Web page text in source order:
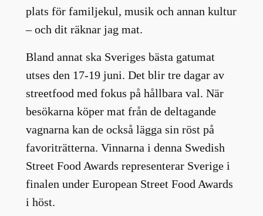
plats för familjekul, musik och annan kultur
– och dit räknar jag mat.
Bland annat ska Sveriges bästa gatumat
utses den 17-19 juni. Det blir tre dagar av
streetfood med fokus på hållbara val. När
besökarna köper mat från de deltagande
vagnarna kan de också lägga sin röst på
favoriträtterna. Vinnarna i denna Swedish
Street Food Awards representerar Sverige i
finalen under European Street Food Awards
i höst.